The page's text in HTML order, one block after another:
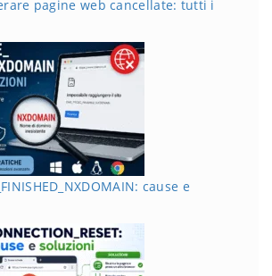
pagine web cancellate: tutti i
cause e